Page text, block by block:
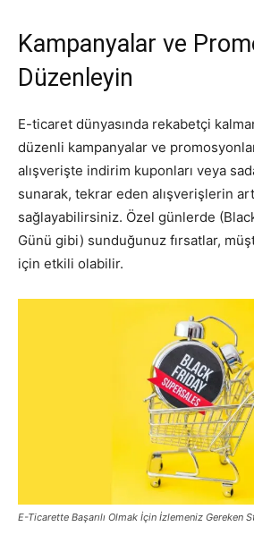
Kampanyalar ve
Düzenleyin
E-ticaret dünyasında rekabetçi
düzenli kampanyalar ve
alışverişte indirim kuponları veya
sunarak, tekrar eden alışverişlerin
sağlayabilirsiniz. Özel günlerde
Günü gibi) sunduğunuz fırsatlar,
için etkili olabilir.
E-Ticarette Başarılı Olmak İçin İzlemeniz Gereken